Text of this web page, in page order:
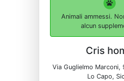
Animali ammessi.
alcun
Cris
Via Guglielmo Marconi,
Lo Capo,